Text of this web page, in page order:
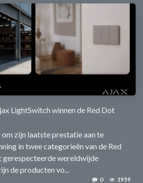
LightSwitch winnen de Red Dot
zijn laatste prestatie aan te
in twee categorieën van de Red
gerespecteerde wereldwijde
de producten vo...
0 1959